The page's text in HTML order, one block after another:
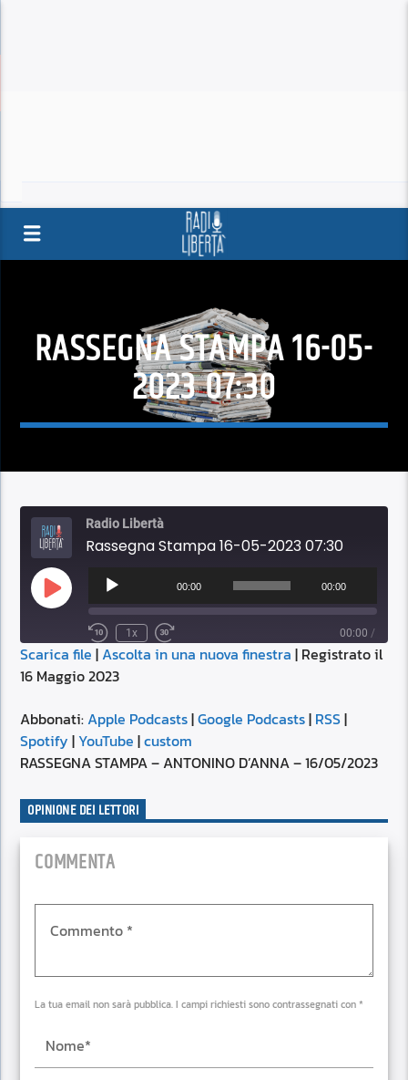
RASSEGNA STAMPA 16-05-
2023 07:30
Radio Libertà
Rassegna Stampa 16-05-2023 07:30
Play
Episode
Audio
Player
00:00 00:00
1x 00:00 /
SUBSCRIBE SHARE
Apple Podcasts
YouTube
SHARE
LINK
Scarica file |Ascolta in una nuova finestra | Registrato il
16 Maggio 2023
Abbonati:Apple Podcasts|Google Podcasts| RSS|
Spotify | YouTube |custom
RASSEGNA STAMPA – ANTONINO D’ANNA – 16/05/2023
OPINIONE DEI LETTORI
COMMENTA
La tua email non sarà pubblica. I campi richiesti sono contrassegnati con *